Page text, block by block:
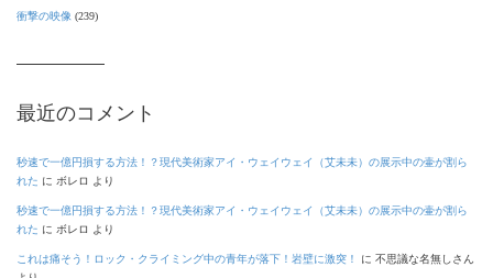
衝撃の映像 (239)
最近のコメント
秒速で一億円損する方法！？現代美術家アイ・ウェイウェイ（艾未未）の展示中の壷が割ら
れた に ボレロ より
秒速で一億円損する方法！？現代美術家アイ・ウェイウェイ（艾未未）の展示中の壷が割ら
れた に ボレロ より
これは痛そう！ロック・クライミング中の青年が落下！岩壁に激突！ に 不思議な名無しさん